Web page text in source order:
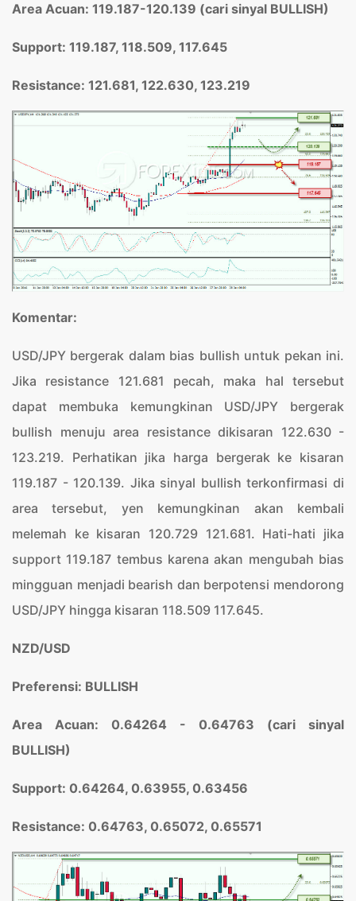
Area Acuan: 119.187-120.139 (cari sinyal BULLISH)
Support: 119.187, 118.509, 117.645
Resistance: 121.681, 122.630, 123.219
Komentar:
USD/JPY bergerak dalam bias bullish untuk pekan ini.
Jika resistance 121.681 pecah, maka hal tersebut
dapat membuka kemungkinan USD/JPY bergerak
bullish menuju area resistance dikisaran 122.630 -
123.219. Perhatikan jika harga bergerak ke kisaran
119.187 - 120.139. Jika sinyal bullish terkonfirmasi di
area tersebut, yen kemungkinan akan kembali
melemah ke kisaran 120.729 121.681. Hati-hati jika
support 119.187 tembus karena akan mengubah bias
mingguan menjadi bearish dan berpotensi mendorong
USD/JPY hingga kisaran 118.509 117.645.
NZD/USD
Preferensi: BULLISH
Area Acuan: 0.64264 - 0.64763 (cari sinyal
BULLISH)
Support: 0.64264, 0.63955, 0.63456
Resistance: 0.64763, 0.65072, 0.65571